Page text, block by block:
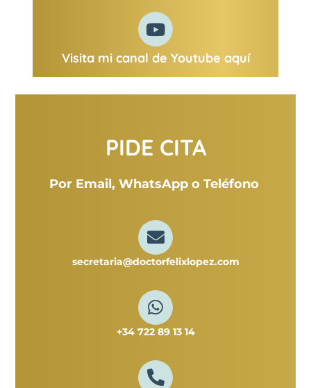
Visita mi canal de Youtube aquí
PIDE CITA
Por Email, WhatsApp o Teléfono
secretaria@doctorfelixlopez.com
+34 722 89 13 14